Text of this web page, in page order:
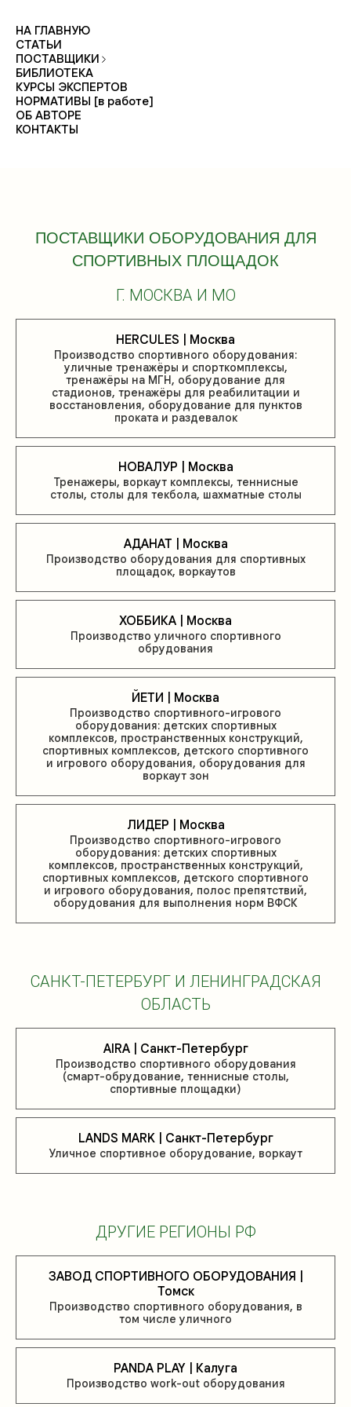
НА ГЛАВНУЮ
СТАТЬИ
ПОСТАВЩИКИ
БИБЛИОТЕКА
КУРСЫ ЭКСПЕРТОВ
НОРМАТИВЫ [в работе]
ОБ АВТОРЕ
КОНТАКТЫ
ПОСТАВЩИКИ ОБОРУДОВАНИЯ ДЛЯ
СПОРТИВНЫХ ПЛОЩАДОК
Г. МОСКВА И МО
HERCULES | Москва
Производство спортивного оборудования:
уличные тренажёры и спорткомплексы,
тренажёры на МГН, оборудование для
стадионов, тренажёры для реабилитации и
восстановления, оборудование для пунктов
проката и раздевалок
НОВАЛУР | Москва
Тренажеры, воркаут комплексы, теннисные
столы, столы для текбола, шахматные столы
АДАНАТ | Москва
Производство оборудования для спортивных
площадок, воркаутов
ХОББИКА | Москва
Производство уличного спортивного
обрудования
ЙЕТИ | Москва
Производство спортивного-игрового
оборудования: детских спортивных
комплексов, пространственных конструкций,
спортивных комплексов, детского спортивного
и игрового оборудования, оборудования для
воркаут зон
ЛИДЕР | Москва
Производство спортивного-игрового
оборудования: детских спортивных
комплексов, пространственных конструкций,
спортивных комплексов, детского спортивного
и игрового оборудования, полос препятствий,
оборудования для выполнения норм ВФСК
САНКТ-ПЕТЕРБУРГ И ЛЕНИНГРАДСКАЯ
ОБЛАСТЬ
AIRA | Санкт-Петербург
Производство спортивного оборудования
(смарт-обрудование, теннисные столы,
спортивные площадки)
LANDS MARK | Санкт-Петербург
Уличное спортивное оборудование, воркаут
ДРУГИЕ РЕГИОНЫ РФ
ЗАВОД СПОРТИВНОГО ОБОРУДОВАНИЯ |
Томск
Производство спортивного оборудования, в
том числе уличного
PANDA PLAY | Калуга
Производство work-out оборудования